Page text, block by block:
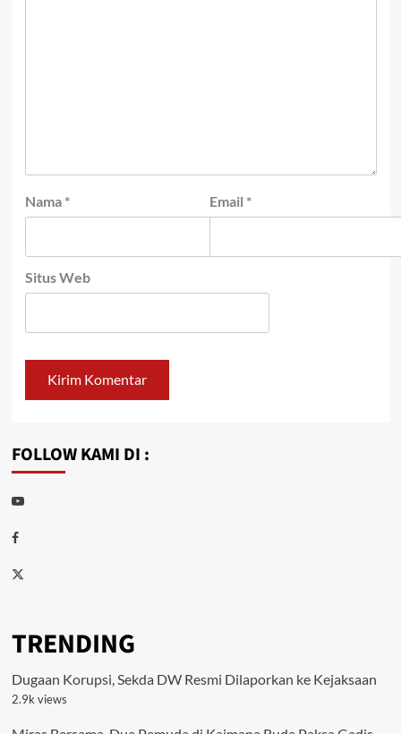
Nama * Email *
Situs Web
FOLLOW KAMI DI :
Youtube
Facebook
Twitter
TRENDING
Dugaan Korupsi, Sekda DW Resmi Dilaporkan ke Kejaksaan
2.9k views